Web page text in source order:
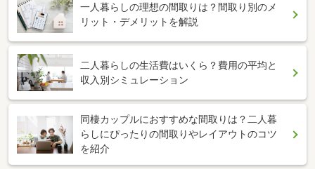
一人暮らしの理想の間取りは？間取り別のメ
リット・デメリットを解説
二人暮らしの生活費はいくら？費用の平均と
収入別シミュレーション
同棲カップルにおすすめな間取りは？二人暮
らしにぴったりの間取りやレイアウトのコツ
を紹介